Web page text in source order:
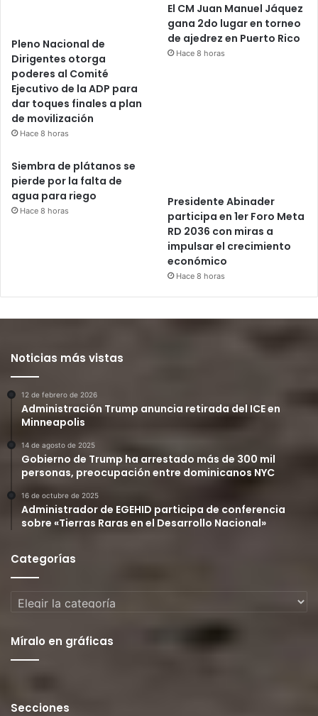
Pleno Nacional de
Dirigentes otorga
poderes al Comité
Ejecutivo de la ADP para
dar toques finales a plan
de movilización
Hace 8 horas
El CM Juan Manuel Jáquez
gana 2do lugar en torneo
de ajedrez en Puerto Rico
Hace 8 horas
Siembra de plátanos se
pierde por la falta de
agua para riego
Hace 8 horas
Presidente Abinader
participa en 1er Foro Meta
RD 2036 con miras a
impulsar el crecimiento
económico
Hace 8 horas
Noticias más vistas
12 de febrero de 2026
Administración Trump anuncia retirada del ICE en
Minneapolis
14 de agosto de 2025
Gobierno de Trump ha arrestado más de 300 mil
personas, preocupación entre dominicanos NYC
16 de octubre de 2025
Administrador de EGEHID participa de conferencia
sobre «Tierras Raras en el Desarrollo Nacional»
Categorías
Categorías
Míralo en gráficas
Secciones